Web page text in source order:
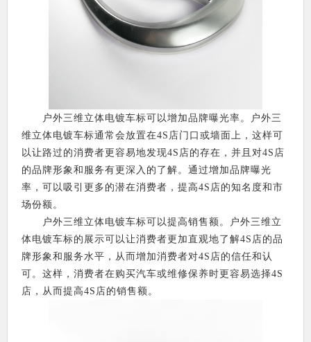
户外三维立体电镀车标可以增加品牌曝光率。户外三
维立体电镀车标通常会放置在4S店门口或墙面上，这样可
以让路过的消费者更容易地发现4S店的存在，并且对4S店
的品牌形象和服务有更深入的了解。通过增加品牌曝光
率，可以吸引更多的潜在消费者，提高4S店的知名度和市
场份额。
户外三维立体电镀车标可以提高销售额。户外三维立
体电镀车标的展示可以让消费者更加直观地了解4S店的品
牌形象和服务水平，从而增加消费者对4S店的信任和认
可。这样，消费者在购买汽车或维修保养时更容易选择4S
店，从而提高4S店的销售额。